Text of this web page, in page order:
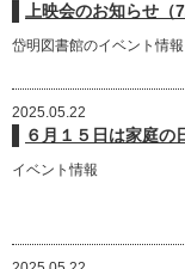
上映会のお知らせ（
岱明図書館のイベント情報
2025.05.22
６月１５日は家庭の
イベント情報